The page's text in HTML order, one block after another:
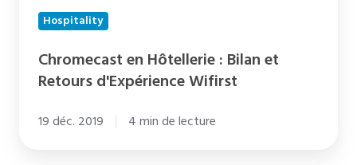
Hospitality
Chromecast en Hôtellerie : Bilan et
Retours d'Expérience Wifirst
19 déc. 2019 4 min de lecture